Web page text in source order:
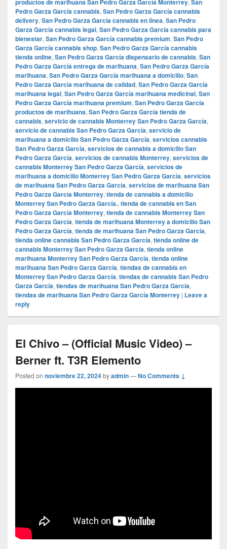
productos de marihuana San Pedro Garza García Monterrey San
Pedro Garza García cannabis, San Pedro Garza García cannabis
delivery, San Pedro Garza García cannabis en línea, San Pedro
Garza García cannabis legal, San Pedro Garza García cannabis para
bienestar, San Pedro Garza García cannabis premium, San Pedro
Garza García cannabis shop, San Pedro Garza García cannabis
tienda online, San Pedro Garza García dispensario de cannabis, San
Pedro Garza García entrega de marihuana, San Pedro Garza García
marihuana, San Pedro Garza García marihuana a domicilio, San
Pedro Garza García marihuana de calidad, San Pedro Garza García
marihuana legal, San Pedro Garza García marihuana medicinal, San
Pedro Garza García marihuana premium, San Pedro Garza García
productos de marihuana, San Pedro Garza García tienda de
cannabis, servicio de cannabis Monterrey San Pedro Garza García,
servicio de cannabis San Pedro Garza García, servicio de
marihuana a domicilio San Pedro Garza García, servicios cannabis
San Pedro Garza García, servicios de cannabis a domicilio San
Pedro Garza García, servicios de cannabis Monterrey, servicios de
cannabis Monterrey San Pedro Garza García, servicios de
marihuana a domicilio Monterrey San Pedro Garza García, servicios
de marihuana San Pedro Garza García, servicios de marihuana San
Pedro Garza García Monterrey, tienda de cannabis a domicilio
Monterrey San Pedro Garza García., tienda de cannabis en San
Pedro Garza García Monterrey, tienda de cannabis Monterrey San
Pedro Garza García, tienda de marihuana Monterrey a domicilio San
Pedro Garza García, tienda de marihuana San Pedro Garza García,
tienda online cannabis San Pedro Garza García, tienda online de
cannabis Monterrey San Pedro Garza García, tienda online
marihuana Monterrey San Pedro Garza García, tienda online
marihuana San Pedro Garza García, tiendas de cannabis en
Monterrey San Pedro Garza García, tiendas de cannabis San Pedro
Garza García, tiendas de marihuana San Pedro Garza García,
tiendas de marihuana San Pedro Garza García Monterrey | Leave a
reply
El Chivo – (Official Music Video) –
Berner ft. T3R Elemento
Posted on noviembre 22, 2024byadmin—No Comments ↓